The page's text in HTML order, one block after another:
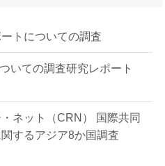
トについての調査
いての調査研究レポート
ネット（CRN） 国際共同
するアジア8か国調査